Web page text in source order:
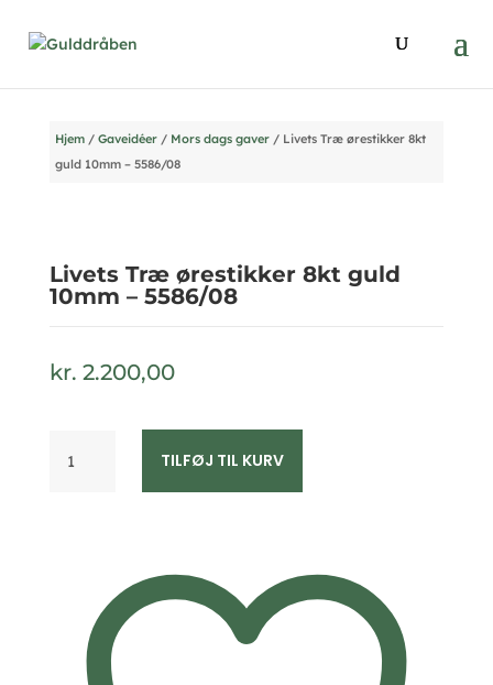
Hjem/ Gaveidéer/ Mors dags gaver/ Livets Træ ørestikker 8kt
guld 10mm – 5586/08
Livets Træ ørestikker 8kt guld
10mm – 5586/08
kr. 2.200,00
Træ
5586/08
antal
TILFØJ TIL KURV